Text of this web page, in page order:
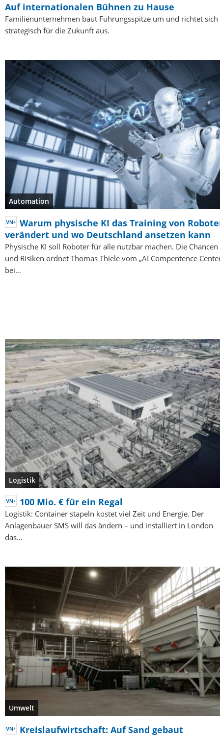
Auf internationalen Bühnen zu Hause
Familienunternehmen baut Führungsspitze um und richtet sich
strategisch für die Zukunft aus.
Automation
Warum physische KI das Training von
verändert und wo Deutschland ansetzen kann
Physische KI soll Roboter für alle nutzbar machen. Die Chancen
und Risiken ordnet Thomas Thiele vom „AI Compentence
bei…
Logistik
100 Mio. € für ein Regal
Logistik: Container stapeln kostet viel Zeit und Energie. Der
Anlagenbauer SMS will das ändern – und installiert in London
das…
Umwelt
Kreislaufwirtschaft: Auf Sand gebaut